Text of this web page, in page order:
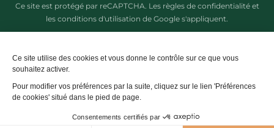
Ce site est protégé par reCAPTCHA. Les règles de confidentialitéet
les conditions d'utilisation de Google s'appliquent.
Ce site utilise des cookies et vous donne le contrôle sur ce que vous
souhaitez activer.
Pour modifier vos préférences par la suite, cliquez sur le lien 'Préférences
de cookies' situé dans le pied de page.
Consentements certifiés par